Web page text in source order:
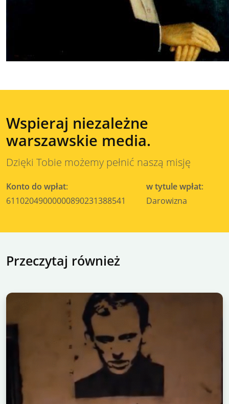
Wspieraj niezależne
warszawskie media.
Dzięki Tobie możemy pełnić naszą misję
Konto do wpłat:
61102049000000890231388541
w tytule wpłat:
Darowizna
Przeczytaj również